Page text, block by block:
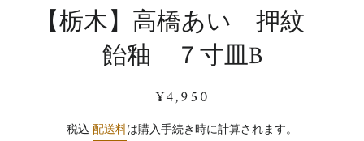
【栃木】高橋あい 押紋
飴釉 ７寸皿B
通
価
販
価
¥4,950
税込 配送料は購入手続き時に計算されます。